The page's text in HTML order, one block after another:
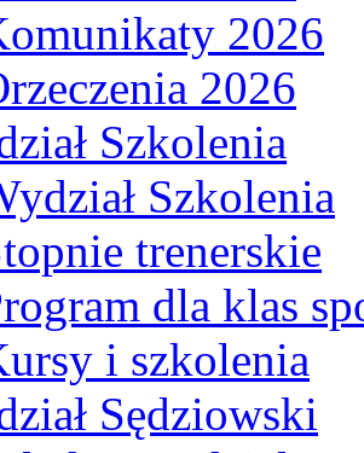
2026
2026
Szkolenia
Szkolenia
trenerskie
dla klas
i szkolenia
Sędziowski